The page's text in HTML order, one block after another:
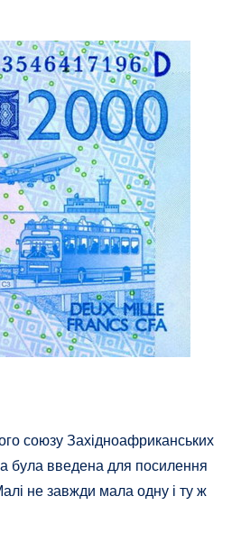
союзу Західноафриканських
була введена для посилення
не завжди мала одну і ту ж